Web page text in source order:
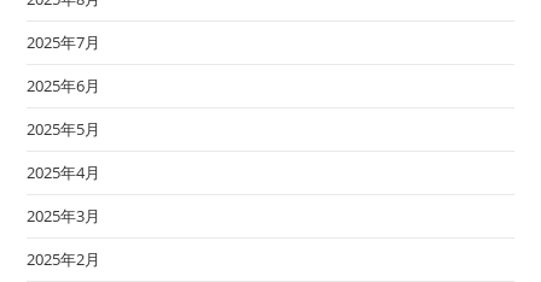
2025年7月
2025年6月
2025年5月
2025年4月
2025年3月
2025年2月